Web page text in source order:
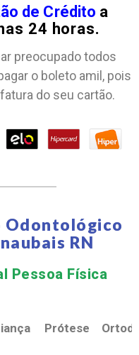
de Crédito a
24 horas.
preocupado todos
o boleto amil, pois
do seu cartão.
Odontológico
RN
Pessoa Física​
Prótese